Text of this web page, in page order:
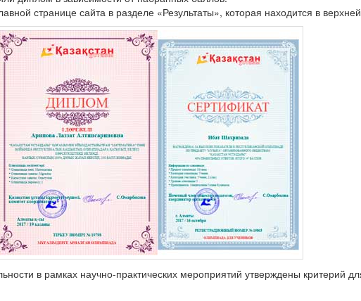
странице сайта в разделе «Результаты», которая находится в
в рамках научно-практических мероприятий утверждены критерий